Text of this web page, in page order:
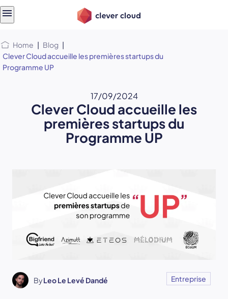
Home | Blog |
Clever Cloud accueille les premières startups du
Programme UP
17/09/2024
Clever Cloud accueille les
premières startups du
Programme UP
ByLeo Le Levé Dandé Entreprise